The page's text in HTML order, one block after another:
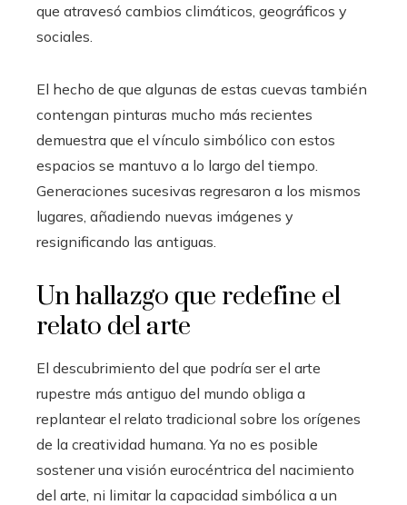
que atravesó cambios climáticos, geográficos y
sociales.
El hecho de que algunas de estas cuevas también
contengan pinturas mucho más recientes
demuestra que el vínculo simbólico con estos
espacios se mantuvo a lo largo del tiempo.
Generaciones sucesivas regresaron a los mismos
lugares, añadiendo nuevas imágenes y
resignificando las antiguas.
Un hallazgo que redefine el
relato del arte
El descubrimiento del que podría ser el arte
rupestre más antiguo del mundo obliga a
replantear el relato tradicional sobre los orígenes
de la creatividad humana. Ya no es posible
sostener una visión eurocéntrica del nacimiento
del arte, ni limitar la capacidad simbólica a un